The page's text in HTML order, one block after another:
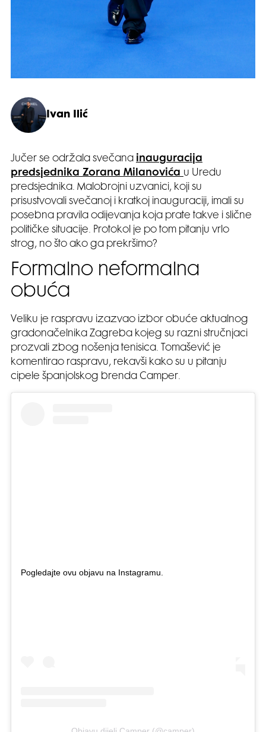
Ivan Ilić
Jučer se održala svečana
inauguracija
predsjednika Zorana Milanovića u Uredu
predsjednika. Malobrojni uzvanici, koji su
prisustvovali svečanoj i kratkoj inauguraciji, imali su
posebna pravila odijevanja koja prate takve i slične
političke situacije. Protokol je po tom pitanju vrlo
strog, no što ako ga prekršimo?
Formalno neformalna
obuća
Veliku je raspravu izazvao izbor obuće aktualnog
gradonačelnika Zagreba kojeg su razni stručnjaci
prozvali zbog nošenja tenisica. Tomašević je
komentirao raspravu, rekavši kako su u pitanju
cipele španjolskog brenda Camper.
Pogledajte ovu objavu na Instagramu.